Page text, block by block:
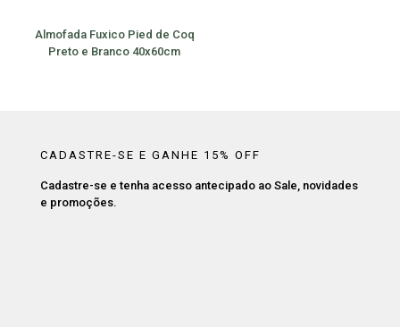
Almofada Fuxico Pied de Coq
Preto e Branco 40x60cm
CADASTRE-SE E GANHE 15% OFF
Cadastre-se e tenha acesso antecipado ao Sale, novidades
e promoções.